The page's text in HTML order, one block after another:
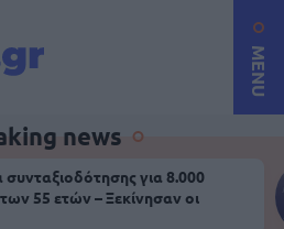
MENU
news
για 8.000
55 ετών – Ξεκίνησαν οι